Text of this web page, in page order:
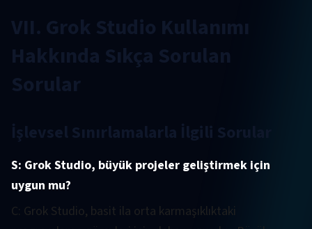
VII. Grok Studio Kullanımı
Hakkında Sıkça Sorulan
Sorular
İşlevsel Sınırlamalarla İlgili Sorular
S: Grok Studio, büyük projeler geliştirmek için
uygun mu?
C: Grok Studio, basit ila orta karmaşıklıktaki